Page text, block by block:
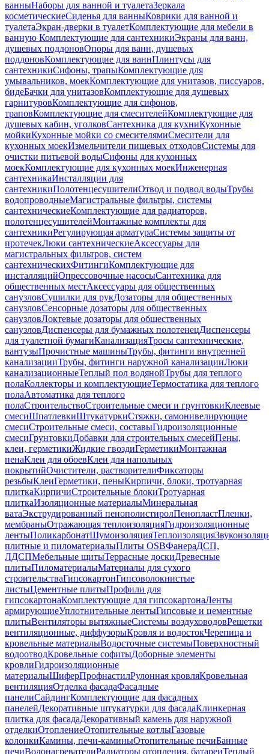
ванныНаборы для ванной и туалетаЗеркала
косметическиеСиденья для ванныКоврики для ванной и
туалетаЭкран-дверки в туалетКомплектующие для мебели в
ванную Комплектующие для сантехникиЭкраны для ванн,
душевых поддоновОпоры для ванн, душевых
поддоновКомплектующие для ваннПлинтусы для
сантехникиСифоны, трапыКомплектующие для
умывальников, моекКомплектующие для унитазов, писсуаров,
бидеБачки для унитазовКомплектующие для душевых
гарнитуровКомплектующие для сифонов,
траповКомплектующие для смесителейКомплектующие для
душевых кабин, уголковСантехника для кухниКухонные
мойкиКухонные мойки со смесителямиСмесители для
кухонных моекИзмельчители пищевых отходовСистемы для
очистки питьевой водыСифоны для кухонных
моекКомплектующие для кухонных моекИнженерная
сантехникаИнсталляции для
сантехникиПолотенцесушителиОтвод и подвод водыТрубы
водопроводныеМагистральные фильтры, системы
сантехническиеКомплектующие для радиаторов,
полотенцесушителейМонтажные комплекты для
сантехникиРегулирующая арматураСистемы защиты от
протечекЛюки сантехническиеАксессуары для
магистральных фильтров, систем
сантехническихФитингиКомплектующие для
инсталляцийОпрессовочные насосыСантехника для
общественных местАксессуары для общественных
санузловСушилки для рукДозаторы для общественных
санузловСенсорные дозаторы для общественных
санузловЛоктевые дозаторы для общественных
санузловДиспенсеры для бумажных полотенецДиспенсеры
для туалетной бумагиКанализацияТросы сантехнические,
вантузыПрочистные машиныТрубы, фитинги внутренней
канализацииТрубы, фитинги наружной канализацииЛюки
канализационныеТеплый пол водянойТрубы для теплого
полаКоллекторы и комплектующиеТермостатика для теплого
полаАвтоматика для теплого
полаСтроительствоСтроительные смеси и грунтовкиКлеевые
смесиШпатлевкиШтукатуркиСтяжки, самонивелирующие
смесиСтроительные смеси, составыГидроизоляционные
смесиГрунтовкиДобавки для строительных смесейПены,
клеи, герметикиЖидкие гвоздиГерметикиМонтажная
пенаКлеи для обоевКлеи для напольных
покрытийОчистители, растворителиФиксаторы
резьбыКлеиГерметики, пеныКирпичи, блоки, тротуарная
плиткаКирпичиСтроительные блокиТротуарная
плиткаИзоляционные материалыМинеральная
ватаЭкструдированный пенополистиролПенопластПленки,
мембраныОтражающая теплоизоляцияГидроизоляционные
лентыПоликарбонатШумоизоляцияТеплоизоляция
плитные и пиломатериалыПлиты OSBФанераДСП,
ЛДСПМебельные щитыТеррасные доскиДревесные
плитыПиломатериалыМатериалы для сухого
строительстваГипсокартонГипсоволокнистые
листыЦементные плитыПрофили для
гипсокартонаКомплектующие для гипсокартонаЛенты
армирующиеУплотнительные лентыГипсовые и цементные
плитыВентиляторы вытяжныеСистемы воздуховодовРешетки
вентиляционные, диффузорыКровля и водостокЧерепица и
кровельные материалыВодосточные системыПоверхностный
водоотводКровельные софитыДоборные элементы
кровлиГидроизоляционные
материалыШиферПрофнастилРулонная кровляКровельная
вентиляцияОтделка фасадаФасадные
панелиСайдингКомплектующие для фасадных
панелейДекоративные штукатурки для фасадаКлинкерная
плитка для фасадаДекоративный камень для наружной
отделкиОтоплениеОтопительные котлыГазовые
колонкиКамины, печи-каминыОтопительные печиБанные
печиВодонагревателиРадиаторы отопления, батареиТеплый